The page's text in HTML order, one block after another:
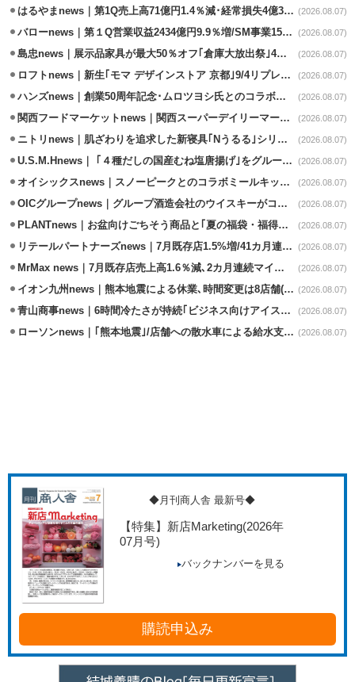
はるやまnews｜第1Q売上高71億円1.4％減･経常損失4億3800万円 (2026.08.07)
バローnews｜第１Q営業収益2434億円9.9％増/SM事業15.5％増と絶好調 (2026.08.07)
島忠news｜展示品家具が最大50％オフ｢倉庫大放出祭｣4店舗限定で開催 (2026.08.07)
ロフトnews｜新生｢モマ デザインストア 京都｣9/4リプレイスオープン (2026.08.07)
ハンズnews｜創業50周年記念･ムロツヨシ氏とのコラボ企画｢ムロハンズ｣開催 (2026.08.07)
関西フードマーケットnews｜関西スーパーデイリーマート蒲生店8/7改装 (2026.08.07)
ニトリnews｜肌ざわりを追求した新寝具｢Nうるる｣シリーズを発売 (2026.08.07)
U.S.M.Hnews｜ ｢４種だしの国産むね塩唐揚げ｣をグループ610店で共同販促 (2026.08.07)
オイシックスnews｜スノーピークとのコラボミールキット8/13発売 (2026.08.07)
OICグループnews｜グループ酒造会社のウイスキーがコンペティション受賞 (2026.08.07)
PLANTnews｜お盆向けごちそう商品と｢夏の福袋・福得カート｣8/8から開催 (2026.08.07)
リテールパートナーズnews｜7月既存店1.5%増/41カ月連続増 (2026.08.07)
MrMax news｜7月既存店売上高1.6％減､2カ月連続マイナス (2026.08.07)
イオン九州news｜熊本地震による休業､時間変更は8店舗(8/7時点) (2026.08.07)
青山商事news｜6時間冷たさが持続｢ビジネス向けアイスベスト｣発売 (2026.08.07)
ローソンnews｜｢熊本地震｣/店舗への散水車による給水支援を開始 (2026.08.07)
◆月刊商人舎 最新号◆
【特集】新店Marketing(2026年
07月号)
バックナンバーを見る
購読申込み